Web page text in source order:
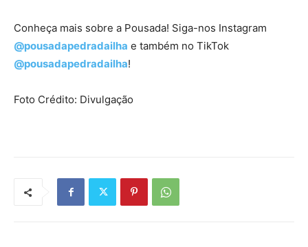
Conheça mais sobre a Pousada! Siga-nos Instagram
@pousadapedradailha e também no TikTok
@pousadapedradailha!
Foto Crédito: Divulgação